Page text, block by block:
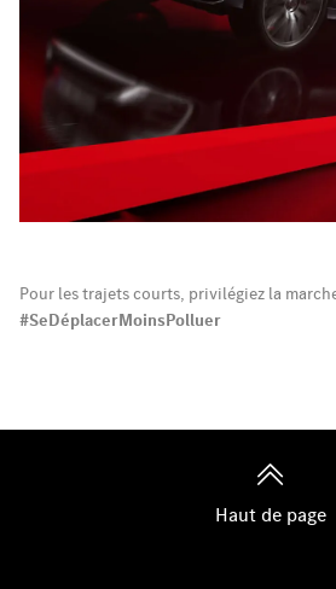
Pour les trajets courts, privilégiez la
#SeDéplacerMoinsPolluer
Haut de page